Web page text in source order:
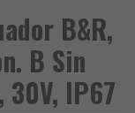
B&R,
B Sin
IP67